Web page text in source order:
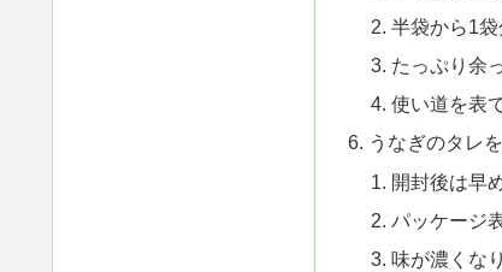
半袋から1
たっぷり余
使い道を表
うなぎのタレ
開封後は早
パッケージ
味が濃くな